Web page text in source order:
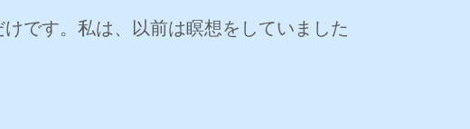
です。私は、以前は瞑想をしていました